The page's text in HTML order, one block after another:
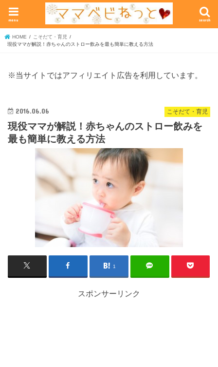
search
menu
HOME
こそだて・育児
現役ママが解説！赤ちゃんのストロー飲みを最も簡単に教える方法
※当サイトではアフィリエイト広告を利用しています。
こそだて・育児
2016.06.06
現役ママが解説！赤ちゃんのストロー飲みを
最も簡単に教える方法
1
スポンサーリンク